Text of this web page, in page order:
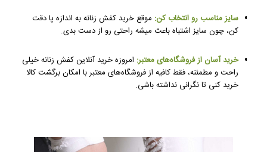
سایز مناسب رو انتخاب کن: موقع خرید کفش زنانه به اندازه پا دقت
کن، چون سایز اشتباه باعث میشه راحتی رو از دست بدی.
خرید آسان از فروشگاه‌های معتبر: امروزه خرید آنلاین کفش زنانه خیلی
راحت و مطمئنه، فقط کافیه از فروشگاه‌های معتبر با امکان برگشت کالا
خرید کنی تا نگرانی نداشته باشی.